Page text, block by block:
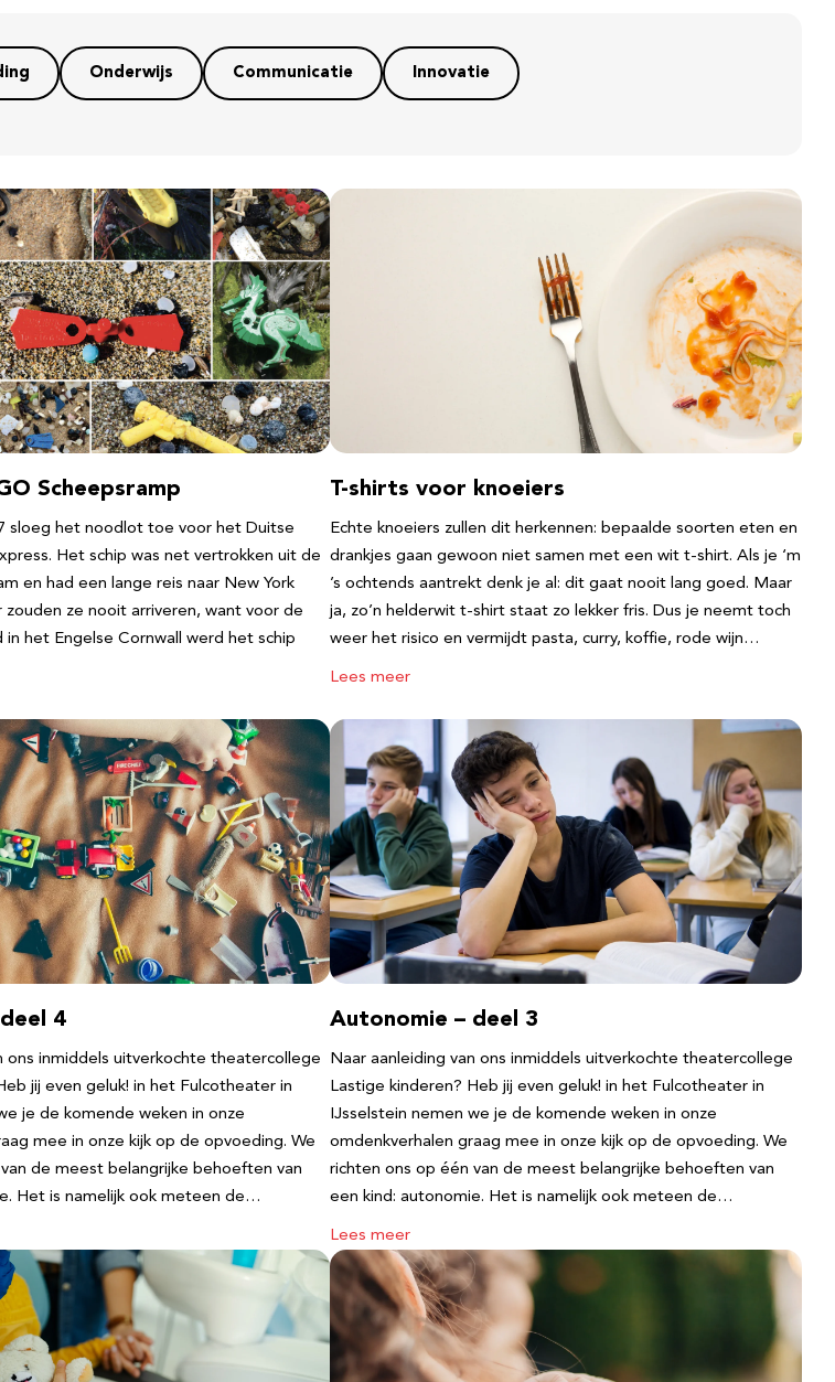
Onderwijs Communicatie Innovatie
Scheepsramp
sloeg het noodlot toe voor het Duitse
Het schip was net vertrokken uit de
en had een lange reis naar New York
zouden ze nooit arriveren, want voor de
in het Engelse Cornwall werd het schip
T-shirts voor knoeiers
Echte knoeiers zullen dit herkennen: bepaalde soorten eten en
drankjes gaan gewoon niet samen met een wit t-shirt. Als je ‘m
’s ochtends aantrekt denk je al: dit gaat nooit lang goed. Maar
ja, zo’n helderwit t-shirt staat zo lekker fris. Dus je neemt toch
weer het risico en vermijdt pasta, curry, koffie, rode wijn…
Lees meer
4
ons inmiddels uitverkochte theatercollege
jij even geluk! in het Fulcotheater in
je de komende weken in onze
mee in onze kijk op de opvoeding. We
de meest belangrijke behoeften van
Het is namelijk ook meteen de…
Autonomie – deel 3
Naar aanleiding van ons inmiddels uitverkochte theatercollege
Lastige kinderen? Heb jij even geluk! in het Fulcotheater in
IJsselstein nemen we je de komende weken in onze
omdenkverhalen graag mee in onze kijk op de opvoeding. We
richten ons op één van de meest belangrijke behoeften van
een kind: autonomie. Het is namelijk ook meteen de…
Lees meer